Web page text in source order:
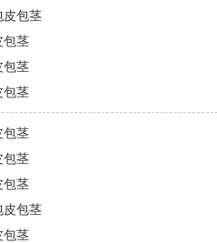
皮包茎
包茎
包茎
包茎
包茎
包茎
包茎
皮包茎
包茎